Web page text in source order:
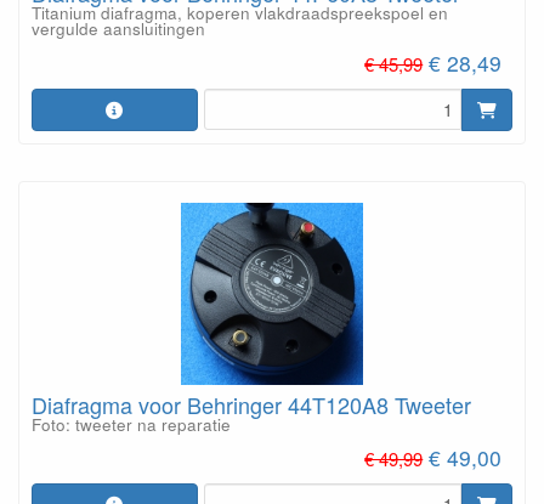
Titanium diafragma, koperen vlakdraadspreekspoel en
vergulde aansluitingen
€ 45,99 € 28,49
Diafragma voor Behringer 44T120A8 Tweeter
Foto: tweeter na reparatie
€ 49,99 € 49,00